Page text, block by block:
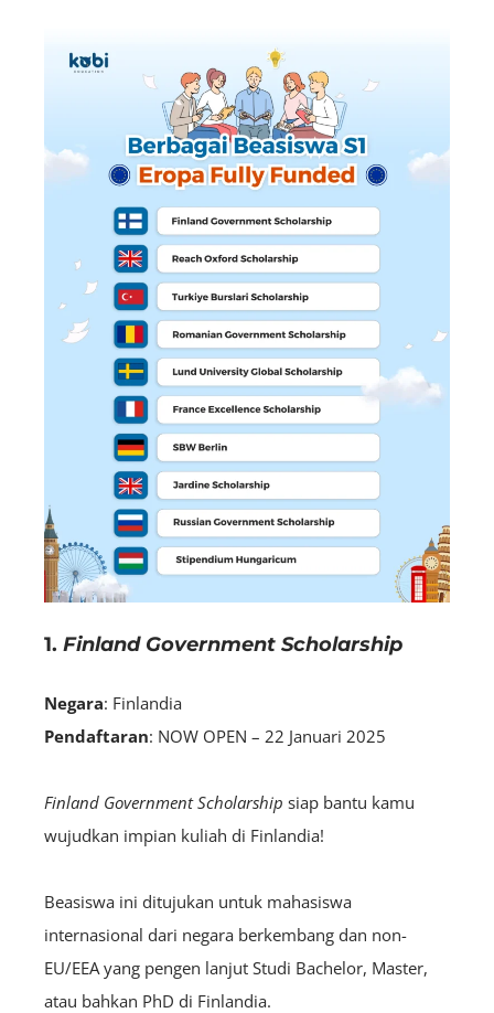
1. Finland Government Scholarship
Negara: Finlandia
Pendaftaran: NOW OPEN – 22 Januari 2025
Finland Government Scholarship siap bantu kamu
wujudkan impian kuliah di Finlandia!
Beasiswa ini ditujukan untuk mahasiswa
internasional dari negara berkembang dan non-
EU/EEA yang pengen lanjut Studi Bachelor, Master,
atau bahkan PhD di Finlandia.